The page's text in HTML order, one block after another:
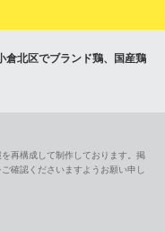
倉北区でブランド鶏、国産鶏
再構成して制作しております。掲
確認くださいますようお願い申し